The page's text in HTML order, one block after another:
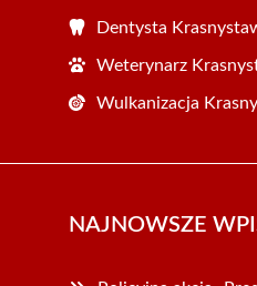
Dentysta
Weterynarz
Wulkanizacja
NAJNOWSZE